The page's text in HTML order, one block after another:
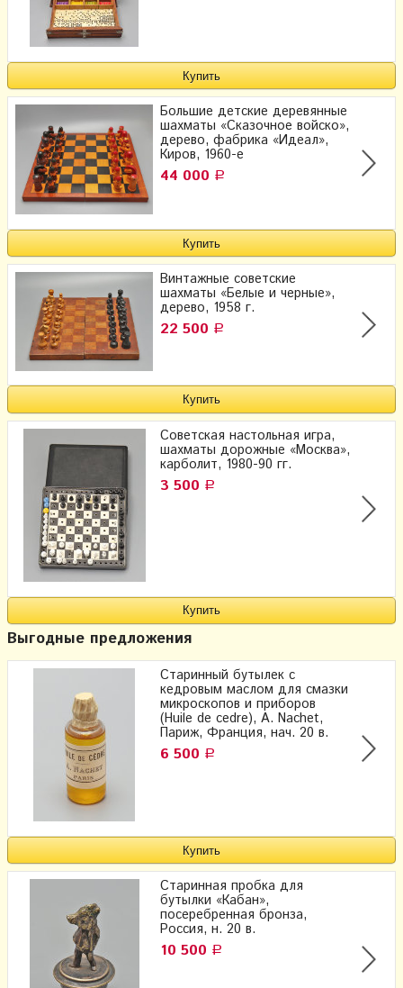
Большие детские деревянные
шахматы «Сказочное войско»,
дерево, фабрика «Идеал»,
Киров, 1960-е
44 000 Р
Винтажные советские
шахматы «Белые и черные»,
дерево, 1958 г.
22 500 Р
Советская настольная игра,
шахматы дорожные «Москва»,
карболит, 1980-90 гг.
3 500 Р
Выгодные предложения
Старинный бутылек с
кедровым маслом для смазки
микроскопов и приборов
(Huile de cedre), A. Nachet,
Париж, Франция, нач. 20 в.
6 500 Р
Старинная пробка для
бутылки «Кабан»,
посеребренная бронза,
Россия, н. 20 в.
10 500 Р